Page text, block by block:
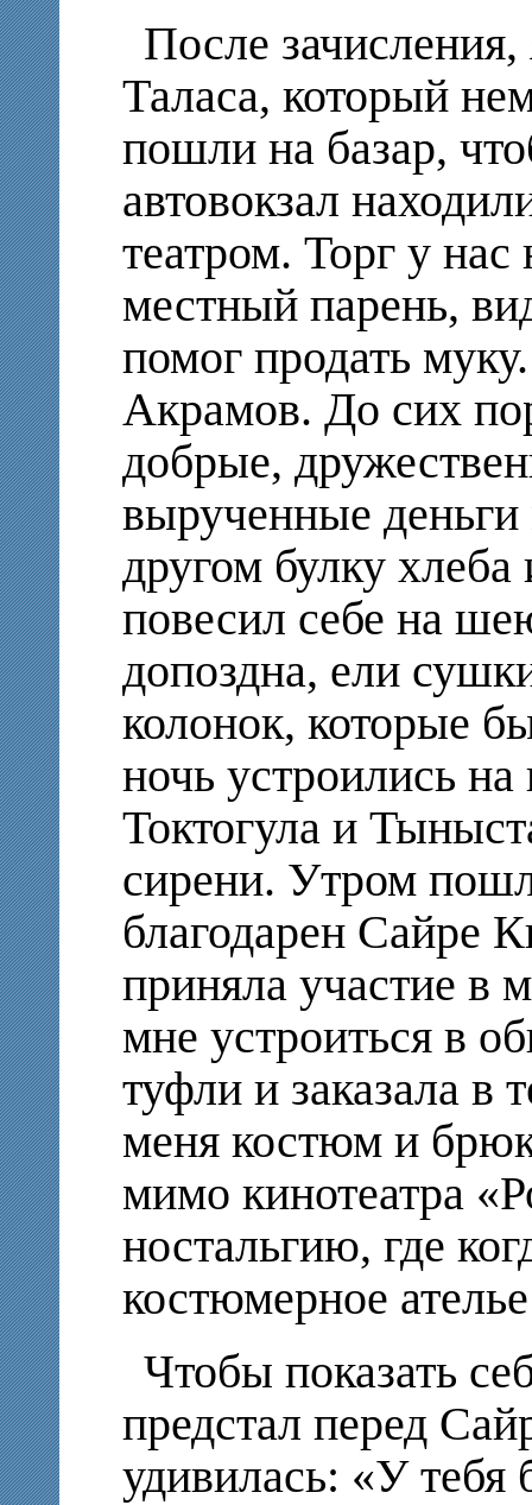
После
Таласа, который
пошли на базар,
автовокзал
театром. Торг у
местный парень,
помог продать
Акрамов. До сих
добрые,
вырученные
другом булку
повесил себе на
допоздна, ели
колонок, которые
ночь устроились
Токтогула и
сирени. Утром
благодарен Сайре
приняла участие в
мне устроиться в
туфли и заказала в
меня костюм и
мимо кинотеатра
ностальгию, где
костюмерное
Чтобы показать
предстал перед
удивилась: «У